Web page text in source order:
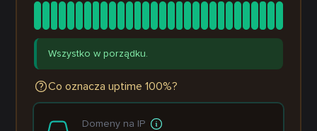
Wszystko w porządku.
Co oznacza uptime 100%?
Domeny na IP